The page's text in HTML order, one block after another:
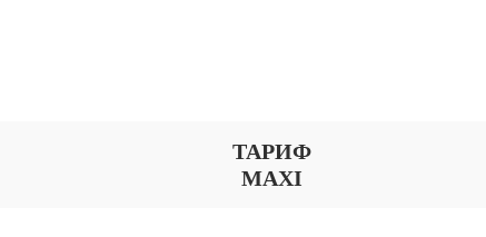
ТАРИФ
MAXI